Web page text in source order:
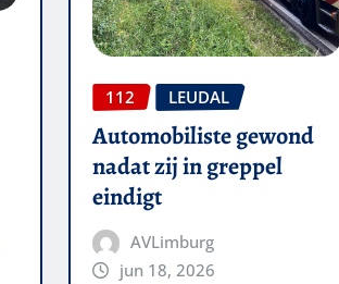
112 LEUDAL
Automobiliste gewond
nadat zij in greppel
eindigt
AVLimburg
jun 18, 2026